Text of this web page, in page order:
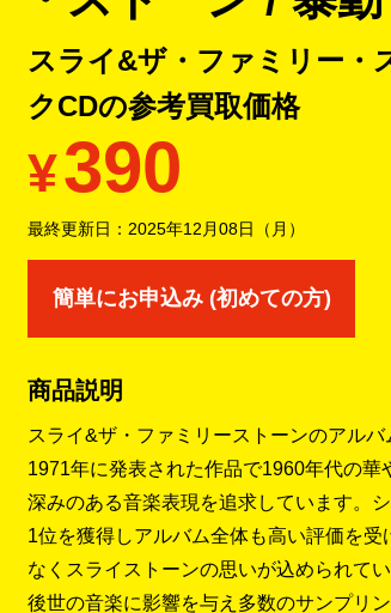
スライ&ザ・ファミリー・
クCDの参考買取価格
¥390
最終更新日： 2025年12月08日（月）
簡単にお申込み (初めての方)
商品説明
スライ&ザ・ファミリーストーンのアル
1971年に発表された作品で1960年代の
深みのある音楽表現を追求しています。
1位を獲得しアルバム全体も高い評価を
なくスライストーンの思いが込められて
後世の音楽に影響を与え多数のサンプリ